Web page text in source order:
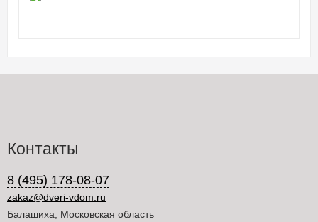
Контакты
8 (495) 178-08-07
zakaz@dveri-vdom.ru
Балашиха, Московская область